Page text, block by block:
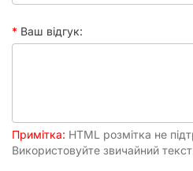
Книга виконана у зручному
том легким, а кількість
залежить від одного точного
для свого дозвілля та
культури разом із нами!
Ваш відгук:
Примітка: HTML розмітка не
Використовуйте звичайний